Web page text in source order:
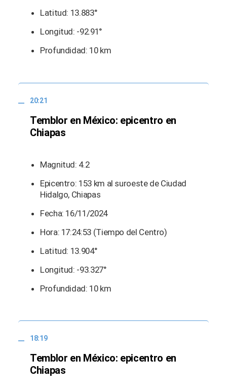
Latitud: 13.883°
Longitud: -92.91°
Profundidad: 10 km
20:21
Temblor en México: epicentro en
Chiapas
Magnitud: 4.2
Epicentro: 153 km al suroeste de Ciudad
Hidalgo, Chiapas
Fecha: 16/11/2024
Hora: 17:24:53 (Tiempo del Centro)
Latitud: 13.904°
Longitud: -93.327°
Profundidad: 10 km
18:19
Temblor en México: epicentro en
Chiapas